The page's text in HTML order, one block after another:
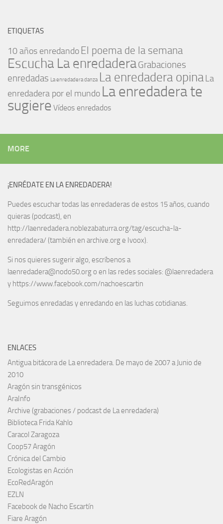
ETIQUETAS
10 años enredando El poema de la semana
Escucha La enredaderaGrabaciones
enredadas La enredadera danza La enredadera opinaLa
enredadera por el mundo La enredadera te
sugiere Vídeos enredados
MORE
¡ENRÉDATE EN LA ENREDADERA!
Puedes escuchar todas las enredaderas de estos 15 años, cuando
quieras (podcast), en
http://laenredadera.noblezabaturra.org/tag/escucha-la-
enredadera/ (también en archive.org e Ivoox).
Si nos quieres sugerir algo, escríbenos a
laenredadera@nodo50.org o en las redes sociales: @laenredadera
y https://www.facebook.com/nachoescartin
Seguimos enredadas y enredando en las luchas cotidianas.
ENLACES
Antigua bitácora de La enredadera. De mayo de 2007 a Junio de
2010
Aragón sin transgénicos
AraInfo
Archive (grabaciones / podcast de La enredadera)
Biblioteca Frida Kahlo
Caracol Zaragoza
Coop57 Aragón
Crónica del Cambio
Ecologistas en Acción
EcoRedAragón
EZLN
Facebook de Nacho Escartín
Fiare Aragón